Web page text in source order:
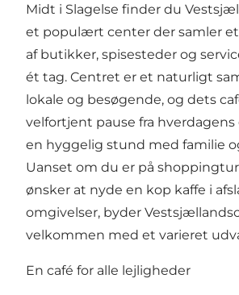
Midt i Slagelse finder du
et populært center der samler
af butikker, spisesteder og
ét tag. Centret er et naturligt
lokale og besøgende, og dets
velfortjent pause fra hverdagens
en hyggelig stund med familie
Uanset om du er på
ønsker at nyde en kop kaffe i
omgivelser, byder
velkommen med et varieret
En café for alle lejligheder